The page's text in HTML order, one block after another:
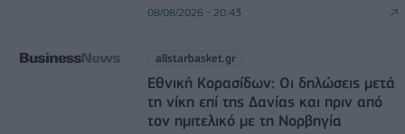
08/08/2026 - 20:43
allstarbasket.gr
Εθνική Κορασίδων: Οι δηλώσεις μετά
τη νίκη επί της Δανίας και πριν από
τον ημιτελικό με τη Νορβηγία